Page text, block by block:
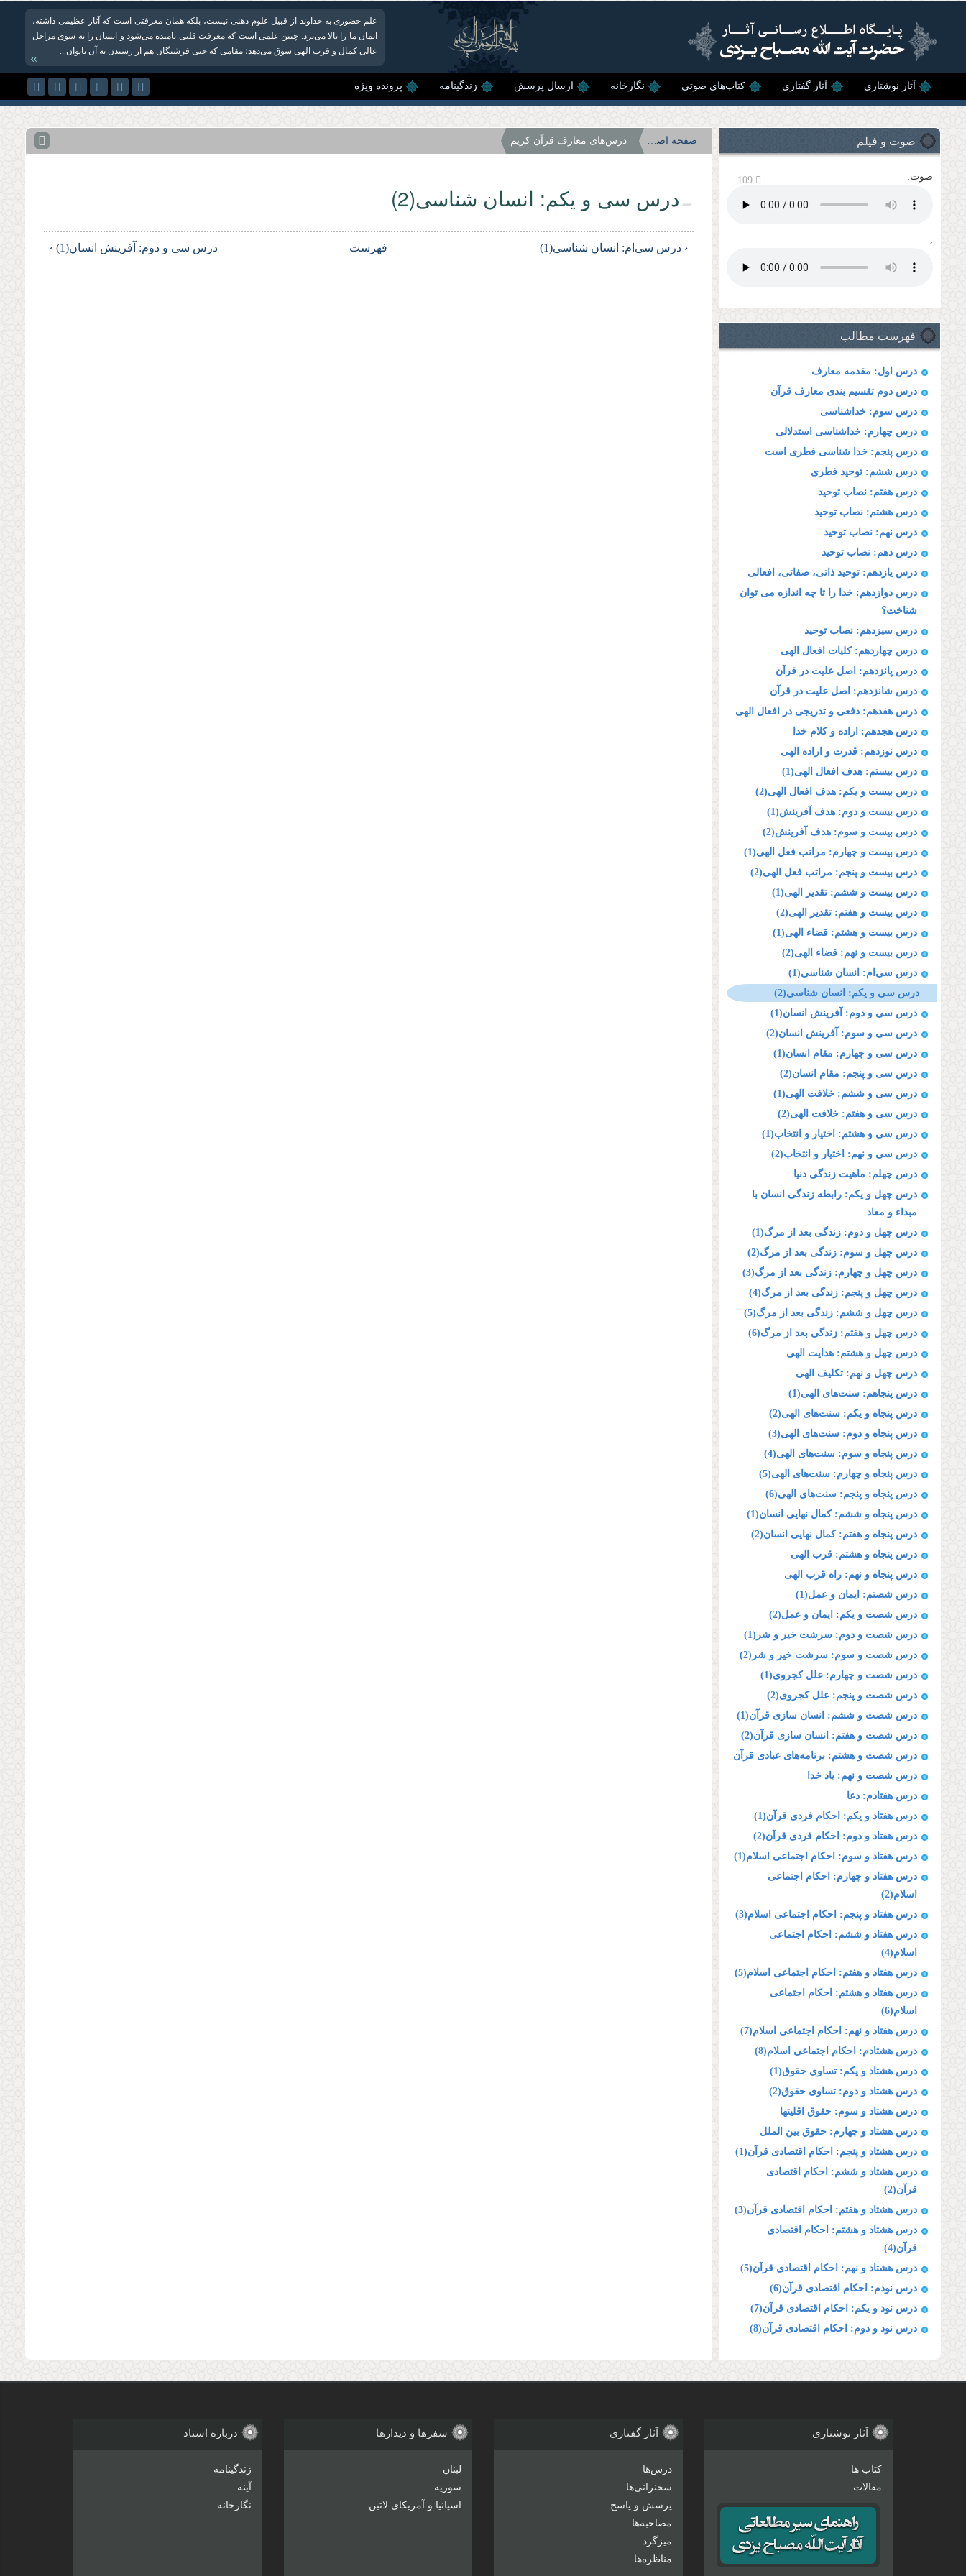
علم حضوری به خداوند از قبیل علوم ذهنی نیست، بلکه همان معرفتی است که آثار عظیمی داشته،
ایمان ما را بالا می‌برد. چنین علمی است که معرفت قلبی نامیده می‌شود و انسان را به سوی مراحل
عالی کمال و قرب الهی سوق می‌دهد؛ مقامی که حتی فرشتگان هم از رسیدن به آن ناتوان‌...
»
آثار نوشتاری آثار گفتاری کتاب‌های صوتی نگارخانه ارسال پرسش زندگینامه پرونده ویژه
صوت و فیلم
صوت: 109
,
فهرست مطالب
درس اول: مقدمه معارف
درس دوم تقسیم بندى معارف قرآن
درس سوم: خداشناسى
درس چهارم: خداشناسى استدلالى
درس پنجم: خدا شناسی فطری است
درس ششم: توحید فطرى
درس هفتم: نصاب توحید
درس هشتم: نصاب توحید
درس نهم: نصاب توحید
درس دهم: نصاب توحید
درس یازدهم: توحید ذاتى، صفاتى، افعالى
درس دوازدهم: خدا را تا چه اندازه مى توان
شناخت؟
درس سیزدهم: نصاب توحید
درس چهاردهم: كلیات افعال الهى
درس پانزدهم: اصل علیت در قرآن
درس شانزدهم: اصل علیت در قرآن
درس هفدهم: دفعى و تدریجى در افعال الهى
درس هجدهم: اراده و كلام خدا
درس نوزدهم: قدرت و اراده الهى
درس بیستم: هدف افعال الهی(1)
درس بیست و یکم: هدف افعال الهی(2)
درس بیست و دوم: هدف آفرینش(1)
درس بیست و سوم: هدف آفرینش(2)
درس بیست و چهارم: مراتب فعل الهی(1)
درس بیست و پنجم: مراتب فعل الهی(2)
درس بیست و ششم: تقدیر الهی(1)
درس بیست و هفتم: تقدیر الهی(2)
درس بیست و هشتم: قضاء الهی(1)
درس بیست و نهم: قضاء الهی(2)
درس سی‌ام: انسان شناسی(1)
درس سی و یکم: انسان شناسی(2)
درس سی و دوم: آفرینش انسان(1)
درس سی و سوم: آفرینش انسان(2)
درس سی و چهارم: مقام انسان(1)
درس سی و پنجم: مقام انسان(2)
درس سی و ششم: خلافت الهی(1)
درس سی و هفتم: خلافت الهی(2)
درس سی و هشتم: اختیار و انتخاب(1)
درس سی و نهم: اختیار و انتخاب(2)
درس چهلم: ماهیت زندگی دنیا
درس چهل و یکم: رابطه زندگی انسان با
مبداء و معاد
درس چهل و دوم: زندگی بعد از مرگ(1)
درس چهل و سوم: زندگی بعد از مرگ(2)
درس چهل و چهارم: زندگی بعد از مرگ(3)
درس چهل و پنجم: زندگی بعد از مرگ(4)
درس چهل و ششم: زندگی بعد از مرگ(5)
درس چهل و هفتم: زندگی بعد از مرگ(6)
درس چهل و هشتم: هدایت الهی
درس چهل و نهم: تکلیف الهی
درس پنجاهم: سنت‌های الهی(1)
درس پنجاه و یکم: سنت‌های الهی(2)
درس پنجاه و دوم: سنت‌های الهی(3)
درس پنجاه و سوم: سنت‌های الهی(4)
درس پنجاه و چهارم: سنت‌های الهی(5)
درس پنجاه و پنجم: سنت‌های الهی(6)
درس پنجاه و ششم: کمال نهایی انسان(1)
درس پنجاه و هفتم: کمال نهایی انسان(2)
درس پنجاه و هشتم: قرب الهی
درس پنجاه و نهم: راه قرب الهی
درس شصتم: ایمان و عمل(1)
درس شصت و یکم: ایمان و عمل(2)
درس شصت و دوم: سرشت خیر و شر(1)
درس شصت و سوم: سرشت خیر و شر(2)
درس شصت و چهارم: علل کجروی(1)
درس شصت و پنجم: علل کجروی(2)
درس شصت و ششم: انسان سازی قرآن(1)
درس شصت و هفتم: انسان سازی قرآن(2)
درس شصت و هشتم: برنامه‌های عبادی قرآن
درس شصت و نهم: یاد خدا
درس هفتادم: دعا
درس هفتاد و یکم: احکام فردی قرآن(1)
درس هفتاد و دوم: احکام فردی قرآن(2)
درس هفتاد و سوم: احکام اجتماعی اسلام(1)
درس هفتاد و چهارم: احکام اجتماعی
اسلام(2)
درس هفتاد و پنجم: احکام اجتماعی اسلام(3)
درس هفتاد و ششم: احکام اجتماعی
اسلام(4)
درس هفتاد و هفتم: احکام اجتماعی اسلام(5)
درس هفتاد و هشتم: احکام اجتماعی
اسلام(6)
درس هفتاد و نهم: احکام اجتماعی اسلام(7)
درس هشتادم: احکام اجتماعی اسلام(8)
درس هشتاد و یکم: تساوی حقوق(1)
درس هشتاد و دوم: تساوی حقوق(2)
درس هشتاد و سوم: حقوق اقلیتها
درس هشتاد و چهارم: حقوق بین الملل
درس هشتاد و پنجم: احکام اقتصادی قرآن(1)
درس هشتاد و ششم: احکام اقتصادی
قرآن(2)
درس هشتاد و هفتم: احکام اقتصادی قرآن(3)
درس هشتاد و هشتم: احکام اقتصادی
قرآن(4)
درس هشتاد و نهم: احکام اقتصادی قرآن(5)
درس نودم: احکام اقتصادی قرآن(6)
درس نود و یکم: احکام اقتصادی قرآن(7)
درس نود و دوم: احکام اقتصادی قرآن(8)
صفحه اصلی درس‌هاى معارف قرآن كریم
درس سی و یکم: انسان شناسی(2)
‹ درس سی‌ام: انسان شناسی(1) فهرست درس سی و دوم: آفرینش انسان(1) ›
آثار نوشتاری
کتاب ها
مقالات
آثار گفتاری
درس‌ها
سخنرانی‌ها
پرسش و پاسخ
مصاحبه‌ها
میزگرد
مناظره‌ها
سفرها و دیدارها
لبنان
سوریه
اسپانیا و آمریکای لاتین
درباره استاد
زندگینامه
آینه
نگارخانه